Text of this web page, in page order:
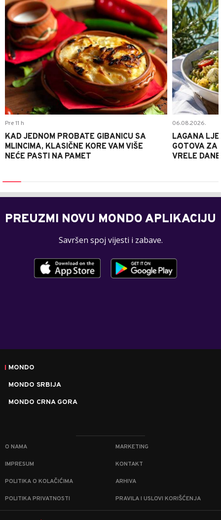
Pre 11 h
KAD JEDNOM PROBATE GIBANICU SA
MLINCIMA, KLASIČNE KORE VAM VIŠE
NEĆE PASTI NA PAMET
06.08.2026.
LAGANA
GOTOVA ZA
VRELE DANE
PREUZMI NOVU MONDO APLIKACIJU
Savršen spoj vijesti i zabave.
MONDO
MONDO SRBIJA
MONDO CRNA GORA
O NAMA MARKETING
IMPRESUM KONTAKT
POLITIKA O KOLAČIĆIMA ARHIVA
POLITIKA PRIVATNOSTI PRAVILA I USLOVI KORIŠĆENJA